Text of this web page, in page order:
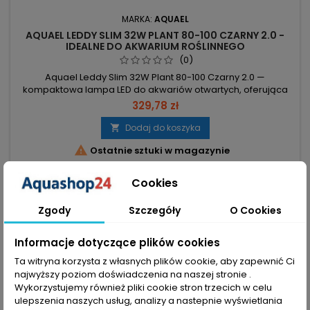
MARKA: AQUAEL
AQUAEL LEDDY SLIM 32W PLANT 80-100 CZARNY 2.0 -
IDEALNE DO AKWARIUM ROŚLINNEGO
(0)
Aquael Leddy Slim 32W Plant 80-100 Czarny 2.0 —
kompaktowa lampa LED do akwariów otwartych, oferująca
wydajne oświetlenie i dłuższą żywotność dzięki systemowi
autoregeneracji. Zakres akwarium 80–100 cm – rozsuwane
wsporniki pasują do standardowych i niestandardowych
zbiorników. Moc 32W – efektywne światło przy niższym
zużyciu energii niż świetlówki....
329,78 zł
 Dodaj do koszyka
 Ostatnie sztuki w magazynie
Cookies
Zgody Szczegóły O Cookies
Informacje dotyczące plików cookies
Ta witryna korzysta z własnych plików cookie, aby zapewnić Ci
najwyższy poziom doświadczenia na naszej stronie .
Wykorzystujemy również pliki cookie stron trzecich w celu
ulepszenia naszych usług, analizy a nastepnie wyświetlania